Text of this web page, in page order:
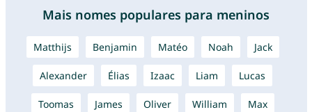
Mais nomes populares para meninos
Matthijs Benjamin Matéo Noah Jack
Alexander Élias Izaac Liam Lucas
Toomas James Oliver William Max